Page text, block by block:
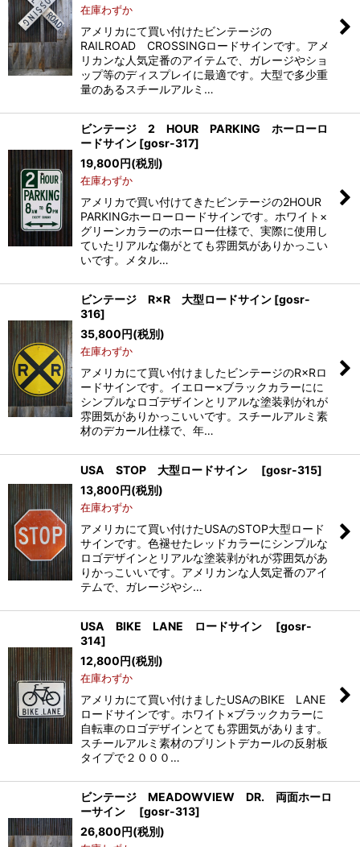
在庫わずか
アメリカにて買い付けたビンテージの
RAILROAD CROSSINGロードサインです。アメ
リカンな人気定番のアイテムで、ガレージやショ
ップ等のディスプレイに最適です。大型で多少重
量のあるスチールアルミ…
ビンテージ 2 HOUR PARKING ホーローロ
ードサイン [gosr-317]
19,800円(税別)
在庫わずか
アメリカで買い付けてきたビンテージの2HOUR
PARKINGホーローロードサインです。ホワイト×
グリーンカラーのホーロー仕様で、実際に使用し
ていたリアルな傷がとても雰囲気がありかっこい
いです。メタル…
ビンテージ R×R 大型ロードサイン [gosr-
316]
35,800円(税別)
在庫わずか
アメリカにて買い付けましたビンテージのR×Rロ
ードサインです。イエロー×ブラックカラーにに
シンプルなロゴデザインとリアルな塗装剥がれが
雰囲気がありかっこいいです。スチールアルミ素
材のデカール仕様で、年…
USA STOP 大型ロードサイン [gosr-315]
13,800円(税別)
在庫わずか
アメリカにて買い付けたUSAのSTOP大型ロード
サインです。色褪せたレッドカラーにシンプルな
ロゴデザインとリアルな塗装剥がれが雰囲気があ
りかっこいいです。アメリカンな人気定番のアイ
テムで、ガレージやシ…
USA BIKE LANE ロードサイン [gosr-
314]
12,800円(税別)
在庫わずか
アメリカにて買い付けましたUSAのBIKE LANE
ロードサインです。ホワイト×ブラックカラーに
自転車のロゴデザインとても雰囲気があります。
スチールアルミ素材のプリントデカールの反射板
タイプで２０００…
ビンテージ MEADOWVIEW DR. 両面ホーロ
ーサイン
[gosr-313]
26,800円(税別)